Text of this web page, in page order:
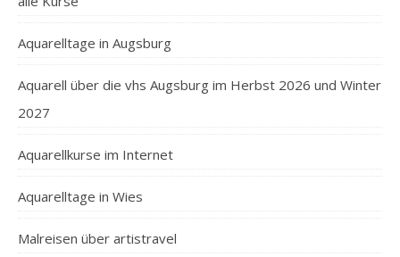
Aquarelltage in Augsburg
Aquarell über die vhs Augsburg im Herbst 2026 und Winter
2027
Aquarellkurse im Internet
Aquarelltage in Wies
Malreisen über artistravel